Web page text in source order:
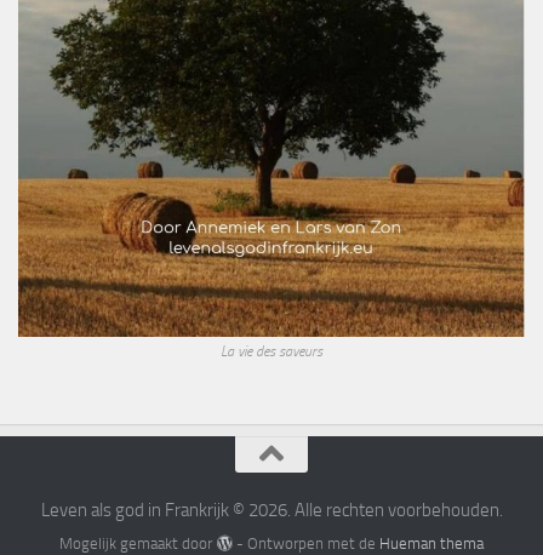
La vie des saveurs
Leven als god in Frankrijk © 2026. Alle rechten voorbehouden.
Mogelijk gemaakt door - Ontworpen met de Hueman thema